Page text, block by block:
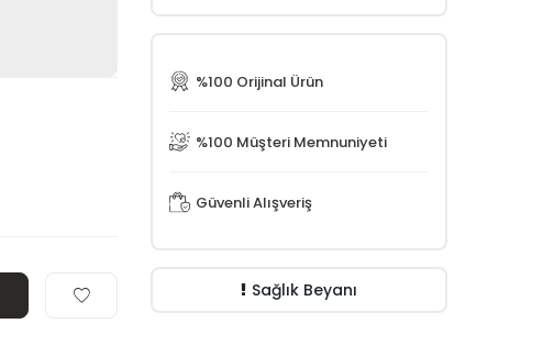
%100 Orijinal Ürün
%100 Müşteri Memnuniyeti
Güvenli Alışveriş
Sağlık Beyanı